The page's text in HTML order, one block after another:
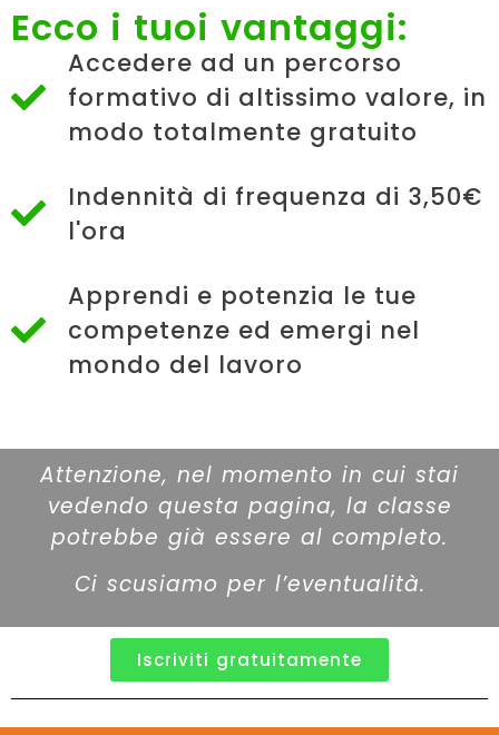
Ecco i tuoi vantaggi:
Accedere ad un percorso
formativo di altissimo valore, in
modo totalmente gratuito
Indennità di frequenza di 3,50€
l'ora
Apprendi e potenzia le tue
competenze ed emergi nel
mondo del lavoro
Attenzione, nel momento in cui stai
vedendo questa pagina, la classe
potrebbe già essere al completo.
Ci scusiamo per l’eventualità.
Iscriviti gratuitamente